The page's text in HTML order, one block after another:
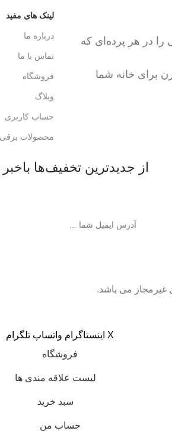
را در هر پرده‌ای که
برای خانه شما
لینک های مفید
درباره ما
تماس با ما
فروشگاه
وبلاگ
حساب کاربری
محصولات برقی
از جدیدترین تخفیف‌ها
غیرمجاز می باشد.
X اینستاگرام واتساپ تلگرام
فروشگاه
لیست علاقه مندی ها
سبد خرید
حساب من